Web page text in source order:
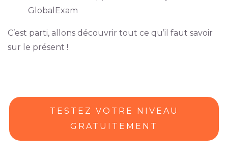
GlobalExam
C’est parti, allons découvrir tout ce qu’il faut savoir
sur le présent !
TESTEZ VOTRE NIVEAU
GRATUITEMENT